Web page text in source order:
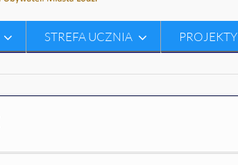
STREFA UCZNIA PROJEKTY